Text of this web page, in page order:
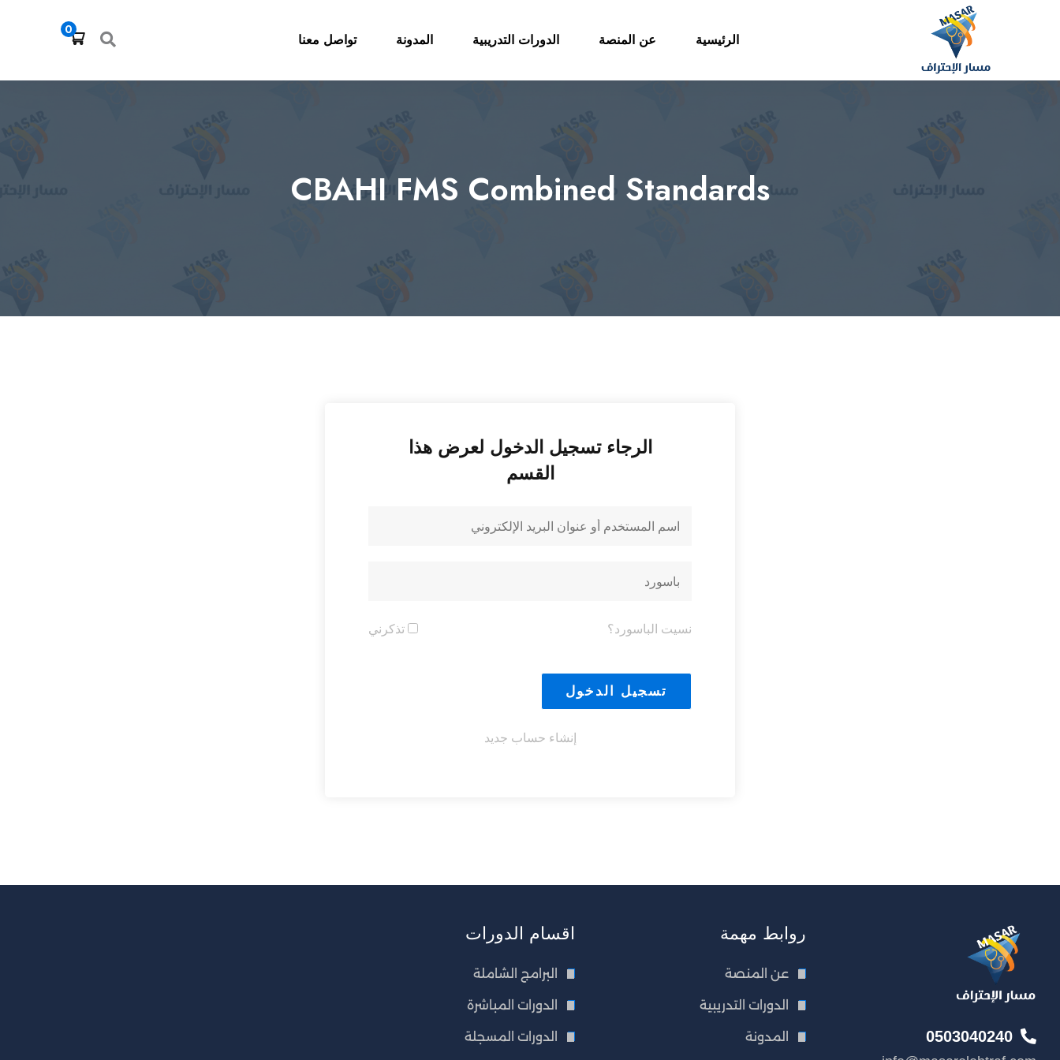
الرئيسية عن المنصة الدورات التدريبية المدونة تواصل معنا
0
CBAHI FMS Combined Standards
الرجاء تسجيل الدخول لعرض هذا
القسم
تذكرني نسيت الباسورد؟
إنشاء حساب جديد
0503040240
روابط مهمة
عن المنصة
الدورات التدريبية
المدونة
اقسام الدورات
البرامج الشاملة
الدورات المباشرة
الدورات المسجلة